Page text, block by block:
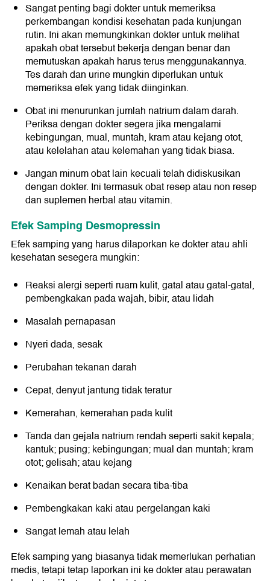
Sangat penting bagi dokter untuk memeriksa
perkembangan kondisi kesehatan pada kunjungan
rutin. Ini akan memungkinkan dokter untuk melihat
apakah obat tersebut bekerja dengan benar dan
memutuskan apakah harus terus menggunakannya.
Tes darah dan urine mungkin diperlukan untuk
memeriksa efek yang tidak diinginkan.
Obat ini menurunkan jumlah natrium dalam darah.
Periksa dengan dokter segera jika mengalami
kebingungan, mual, muntah, kram atau kejang otot,
atau kelelahan atau kelemahan yang tidak biasa.
Jangan minum obat lain kecuali telah didiskusikan
dengan dokter. Ini termasuk obat resep atau non resep
dan suplemen herbal atau vitamin.
Efek Samping Desmopressin
Efek samping yang harus dilaporkan ke dokter atau ahli
kesehatan sesegera mungkin:
Reaksi alergi seperti ruam kulit, gatal atau gatal-gatal,
pembengkakan pada wajah, bibir, atau lidah
Masalah pernapasan
Nyeri dada, sesak
Perubahan tekanan darah
Cepat, denyut jantung tidak teratur
Kemerahan, kemerahan pada kulit
Tanda dan gejala natrium rendah seperti sakit kepala;
kantuk; pusing; kebingungan; mual dan muntah; kram
otot; gelisah; atau kejang
Kenaikan berat badan secara tiba-tiba
Pembengkakan kaki atau pergelangan kaki
Sangat lemah atau lelah
Efek samping yang biasanya tidak memerlukan perhatian
medis, tetapi tetap laporkan ini ke dokter atau perawatan